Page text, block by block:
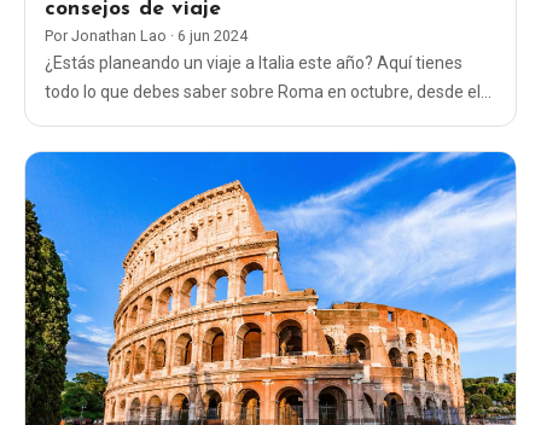
consejos de viaje
Por Jonathan Lao · 6 jun 2024
¿Estás planeando un viaje a Italia este año? Aquí tienes
todo lo que debes saber sobre Roma en octubre, desde el